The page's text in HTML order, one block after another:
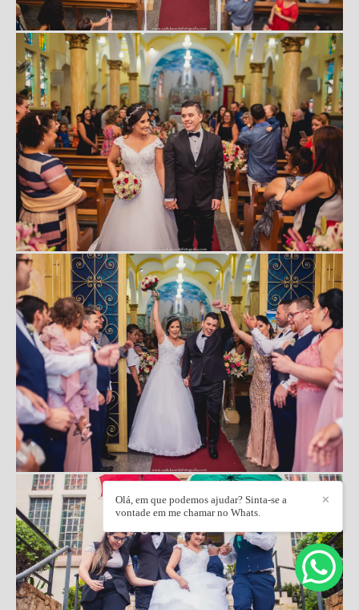
✕
Olá, em que podemos ajudar? Sinta-se a
vontade em me chamar no Whats.